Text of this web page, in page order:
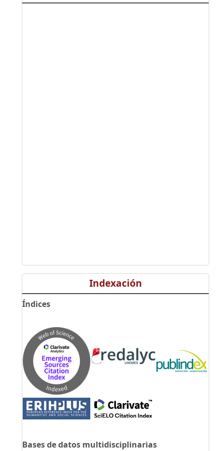
Indexación
Índices
Bases de datos multidisciplinarias